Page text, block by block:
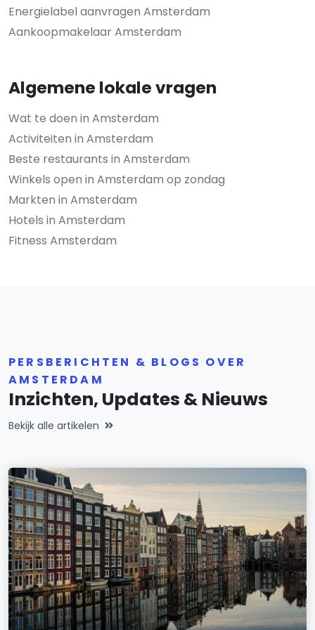
Energielabel aanvragen Amsterdam
Aankoopmakelaar Amsterdam
Algemene lokale vragen
Wat te doen in Amsterdam
Activiteiten in Amsterdam
Beste restaurants in Amsterdam
Winkels open in Amsterdam op zondag
Markten in Amsterdam
Hotels in Amsterdam
Fitness Amsterdam
PERSBERICHTEN & BLOGS OVER
AMSTERDAM
Inzichten, Updates & Nieuws
Bekijk alle artikelen